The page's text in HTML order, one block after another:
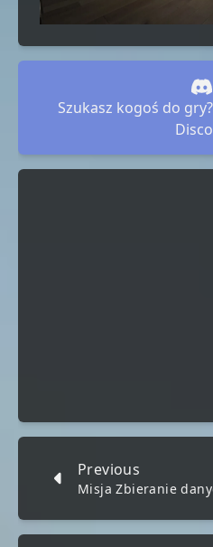
Szukasz kogoś do
Previous
Misja Zbieranie